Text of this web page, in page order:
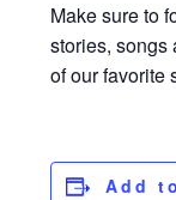
Make sure to
stories,
of our favorite
Add